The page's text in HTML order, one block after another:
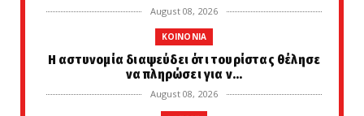
August 08, 2026
KOINONIA
Η αστυνομία διαψεύδει ότι τουρίστας θέλησε
να πληρώσει για ν...
August 08, 2026